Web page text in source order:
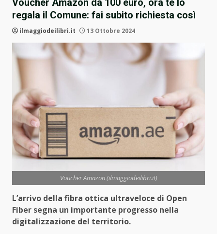
Voucher Amazon da 100 euro, ora te lo
regala il Comune: fai subito richiesta così
ilmaggiodeilibri.it 13 Ottobre 2024
Voucher Amazon (ilmaggiodeilibri.it)
L’arrivo della fibra ottica ultraveloce di Open
Fiber segna un importante progresso nella
digitalizzazione del territorio.